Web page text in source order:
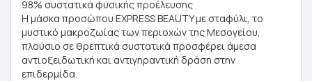
98% συστατικά φυσικής προέλευσης
Η μάσκα προσώπου EXPRESS BEAUTY με σταφύλι, το
μυστικό μακροζωίας των περιοχών της Μεσογείου,
πλούσιο σε θρεπτικά συστατικά προσφέρει άμεσα
αντιοξειδωτική και αντιγηραντική δράση στην
επιδερμίδα.